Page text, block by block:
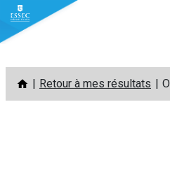
Aller
contenu
Retour à mes résultats